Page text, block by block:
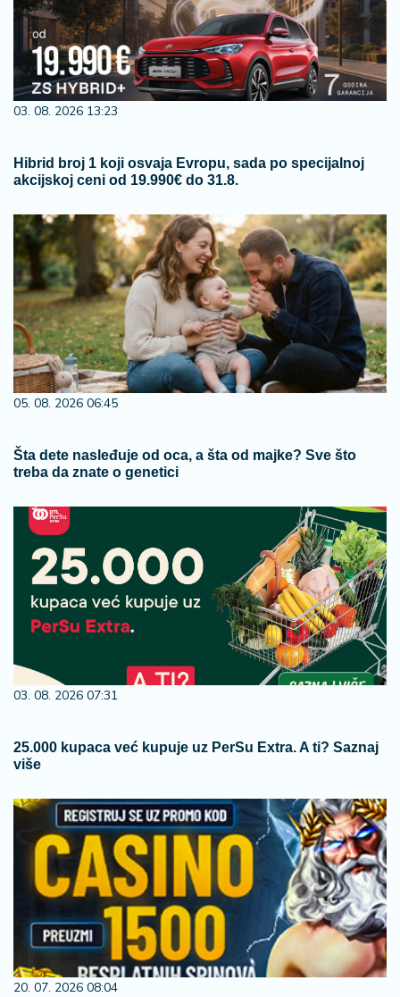
03. 08. 2026 13:23
Hibrid broj 1 koji osvaja Evropu, sada po specijalnoj
akcijskoj ceni od 19.990€ do 31.8.
05. 08. 2026 06:45
Šta dete nasleđuje od oca, a šta od majke? Sve što
treba da znate o genetici
03. 08. 2026 07:31
25.000 kupaca već kupuje uz PerSu Extra. A ti? Saznaj
više
20. 07. 2026 08:04